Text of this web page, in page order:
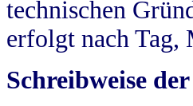
technischen
erfolgt nach Tag,
Schreibweise